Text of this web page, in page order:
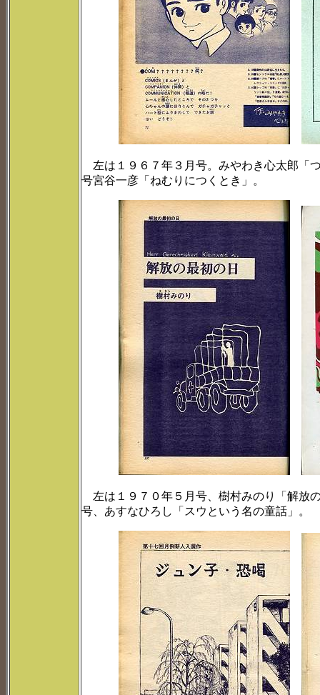
左は１９６７年３月号。みやわき心太郎「
号宮谷一彦「ねむりにつくとき」。
左は１９７０年５月号、樹村みのり「解放
号、あすなひろし「スウという名の童話」。